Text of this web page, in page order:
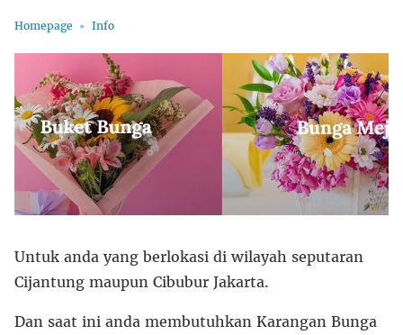
Homepage Info
Untuk anda yang berlokasi di wilayah seputaran
Cijantung maupun Cibubur Jakarta.
Dan saat ini anda membutuhkan Karangan Bunga